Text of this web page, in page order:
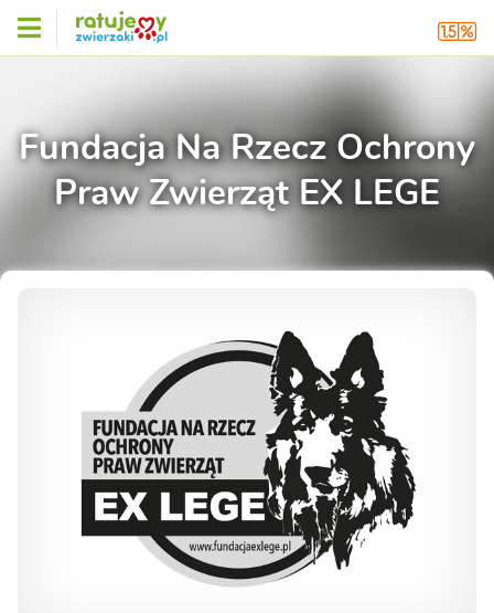
Fundacja Na Rzecz Ochrony
Praw Zwierząt EX LEGE